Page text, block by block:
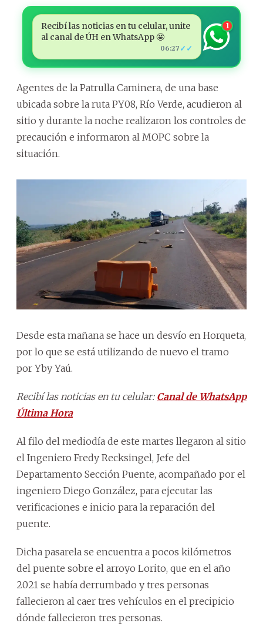
Recibí las noticias en tu celular, unite
al canal de ÚH en WhatsApp 🤩
06:27 ✓✓
1
Agentes de la Patrulla Caminera, de una base
ubicada sobre la ruta PY08, Río Verde, acudieron al
sitio y durante la noche realizaron los controles de
precaución e informaron al MOPC sobre la
situación.
Desde esta mañana se hace un desvío en Horqueta,
por lo que se está utilizando de nuevo el tramo
por Yby Yaú.
Recibí las noticias en tu celular: Canal de WhatsApp
Última Hora
Al filo del mediodía de este martes llegaron al sitio
el Ingeniero Fredy Recksingel, Jefe del
Departamento Sección Puente, acompañado por el
ingeniero Diego González, para ejecutar las
verificaciones e inicio para la reparación del
puente.
Dicha pasarela se encuentra a pocos kilómetros
del puente sobre el arroyo Lorito, que en el año
2021 se había derrumbado y tres personas
fallecieron al caer tres vehículos en el precipicio
dónde fallecieron tres personas.